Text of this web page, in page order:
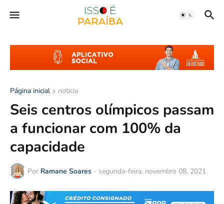
Página inicial noticia
Seis centros olímpicos passam
a funcionar com 100% da
capacidade
Por Ramane Soares - segunda-feira, novembro 08, 2021